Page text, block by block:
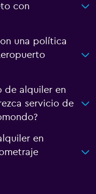
con
una política
de alquiler en
servicio de
en